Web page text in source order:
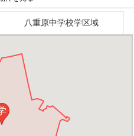
八重原中学校学区域